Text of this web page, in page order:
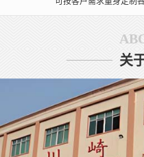
关
源头控稳：材料与网版的一致
纸），避免不同批次基材厚
(虎门)丝印过程中如何保
(虎门)丝印防伪标签的质量
控制、过程监管、结果检测**三个维
网版与材料是质量根基 1. **网版精度把控
300-500目），确保微缩文字
致图案边缘毛糙。 - 严格控制感光胶厚度（通常5-10&mu;m），厚
度不均会造成油墨漏印量不